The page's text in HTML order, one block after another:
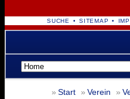
NAVIGATION
ÜBERSPRINGEN
SUCHE SITEMAP
Navigation
überspringen
Start Verein